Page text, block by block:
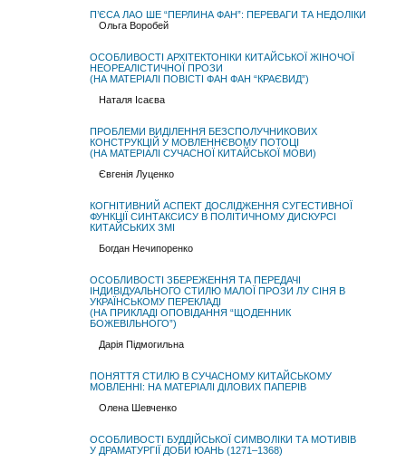
П’ЄСА ЛАО ШЕ “ПЕРЛИНА ФАН”: ПЕРЕВАГИ ТА НЕДОЛІКИ
Ольга Воробей
ОСОБЛИВОСТІ АРХІТЕКТОНІКИ КИТАЙСЬКОЇ ЖІНОЧОЇ
НЕОРЕАЛІСТИЧНОЇ ПРОЗИ
(НА МАТЕРІАЛІ ПОВІСТІ ФАН ФАН “КРАЄВИД”)
Наталя Ісаєва
ПРОБЛЕМИ ВИДІЛЕННЯ БЕЗСПОЛУЧНИКОВИХ
КОНСТРУКЦІЙ У МОВЛЕННЄВОМУ ПОТОЦІ
(НА МАТЕРІАЛІ СУЧАСНОЇ КИТАЙСЬКОЇ МОВИ)
Євгенія Луценко
КОГНІТИВНИЙ АСПЕКТ ДОСЛІДЖЕННЯ СУГЕСТИВНОЇ
ФУНКЦІЇ СИНТАКСИСУ В ПОЛІТИЧНОМУ ДИСКУРСІ
КИТАЙСЬКИХ ЗМІ
Богдан Нечипоренко
ОСОБЛИВОСТІ ЗБЕРЕЖЕННЯ ТА ПЕРЕДАЧІ
ІНДИВІДУАЛЬНОГО СТИЛЮ МАЛОЇ ПРОЗИ ЛУ СІНЯ В
УКРАЇНСЬКОМУ ПЕРЕКЛАДІ
(НА ПРИКЛАДІ ОПОВІДАННЯ “ЩОДЕННИК
БОЖЕВІЛЬНОГО”)
Дарія Підмогильна
ПОНЯТТЯ СТИЛЮ В СУЧАСНОМУ КИТАЙСЬКОМУ
МОВЛЕННІ: НА МАТЕРІАЛІ ДІЛОВИХ ПАПЕРІВ
Олена Шевченко
ОСОБЛИВОСТІ БУДДІЙСЬКОЇ СИМВОЛІКИ ТА МОТИВІВ
У ДРАМАТУРГІЇ ДОБИ ЮАНЬ (1271–1368)